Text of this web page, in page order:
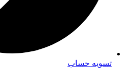
تسویه حساب